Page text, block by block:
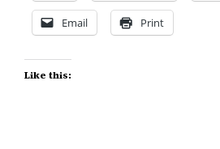
Email Print
Like this: